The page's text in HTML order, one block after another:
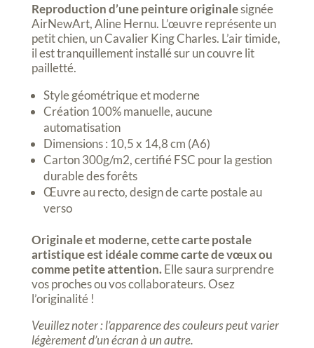
Reproduction d’une peinture originalesignée
AirNewArt, Aline Hernu. L’œuvre représente un
petit chien, un Cavalier King Charles. L’air timide,
il est tranquillement installé sur un couvre lit
pailletté.
Style géométrique et moderne
Création 100% manuelle, aucune
automatisation
Dimensions : 10,5 x 14,8 cm (A6)
Carton 300g/m2, certifié FSC pour la gestion
durable des forêts
Œuvre au recto, design de carte postale au
verso
Originale et moderne, cette carte postale
artistique est idéale comme carte de vœux ou
comme petite attention.Elle saura surprendre
vos proches ou vos collaborateurs. Osez
l’originalité !
Veuillez noter : l’apparence des couleurs peut varier
légèrement d’un écran à un autre.